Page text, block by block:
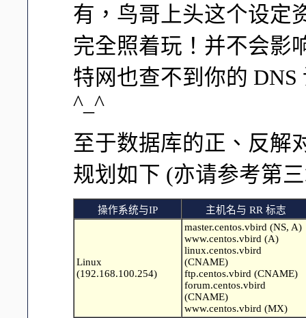
有，鸟哥上头这个设定
完全照着玩！并不会影
特网也查不到你的
^_^
至于数据库的正、反解
规划如下 (亦请参考第
操作系统与IP 主机名与 RR 标志
Linux
(192.168.100.254)
master.centos.vbird (NS, A)
www.centos.vbird (A)
linux.centos.vbird
(CNAME)
ftp.centos.vbird (CNAME)
forum.centos.vbird
(CNAME)
www.centos.vbird (MX)